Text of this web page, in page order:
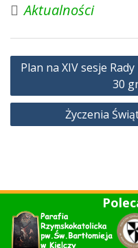
Aktualności
Nawigacja
Plan na XIV sesje
30
Życzenia